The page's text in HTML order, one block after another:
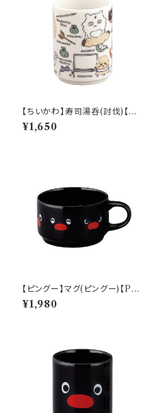
【ちいかわ】寿司湯呑(討伐)【CK
W50】CKW52-327
¥1,650
【ピングー】マグ(ピングー)【PG2
0】PG21-11
¥1,980